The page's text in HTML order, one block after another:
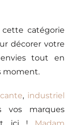
cette catégorie
décorer votre
tout en
moment.
, industriel
vos marques